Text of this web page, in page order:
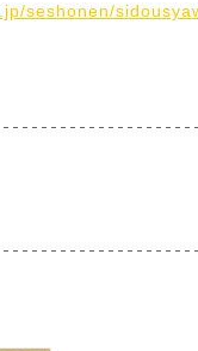
seshonen/